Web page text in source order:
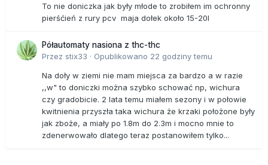
To nie doniczka jak były młode to zrobiłem im ochronny
pierśćień z rury pcv maja dołek około 15-20l
Półautomaty nasiona z thc-thc
Przez stix33 · Opublikowano 22 godziny temu
Na doły w ziemi nie mam miejsca za bardzo a w razie
,,w" to doniczki można szybko schować np, wichura
czy gradobicie. 2 lata temu miałem sezony i w połowie
kwitnienia przyszła taka wichura że krzaki położone były
jak zboże, a miały po 1.8m do 2.3m i mocno mnie to
zdenerwowało dlatego teraz postanowiłem tylko...